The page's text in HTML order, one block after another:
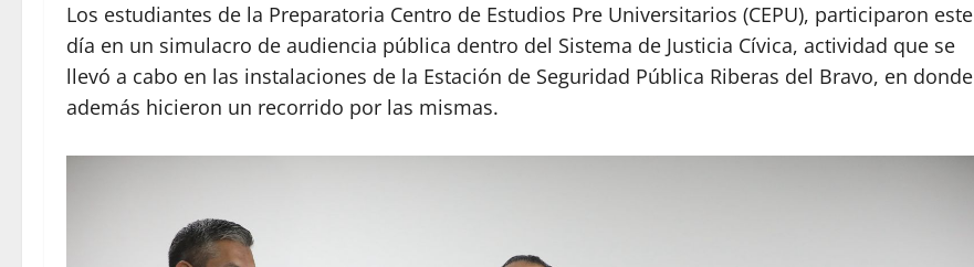
Los estudiantes de la Preparatoria Centro de Estudios Pre Universitarios (CEPU), participaron este
día en un simulacro de audiencia pública dentro del Sistema de Justicia Cívica, actividad que se
llevó a cabo en las instalaciones de la Estación de Seguridad Pública Riberas del Bravo, en donde
además hicieron un recorrido por las mismas.